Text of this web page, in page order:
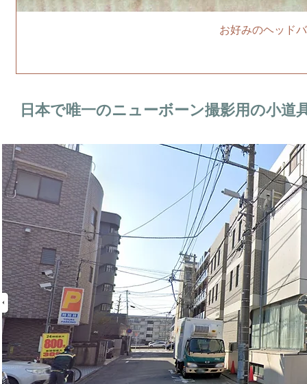
お好みのヘッド
日本で唯一のニューボーン撮影用の小道